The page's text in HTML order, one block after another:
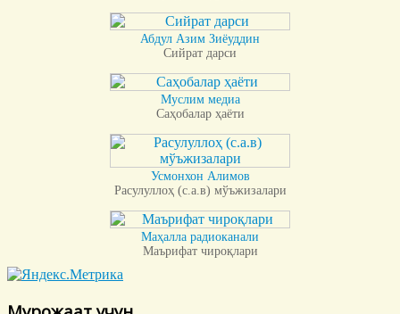
Абдул Азим Зиёуддин
Сийрат дарси
Муслим медиа
Саҳобалар ҳаёти
Усмонхон Алимов
Расулуллоҳ (с.а.в) мўъжизалари
Маҳалла радиоканали
Маърифат чироқлари